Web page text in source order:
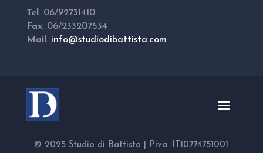
Tel . 06/92731410
Fax. 06/233207534
Mail . info@studiodibattista.com
© 2025 Studio di Battista | Piva: IT10774751001